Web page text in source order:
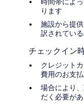
ります
施設から提
訳されてい
チェックイン
クレジット
費用のお支
場合により
だく必要が